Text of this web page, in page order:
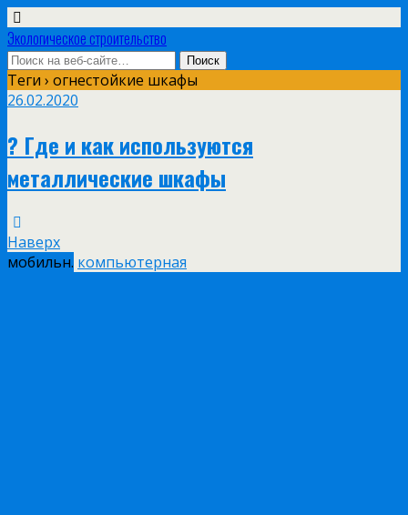
Экологическое строительство
Теги › огнестойкие шкафы
26.02.2020
?️ Где и как используются
металлические шкафы
Наверх
мобильн. компьютерная